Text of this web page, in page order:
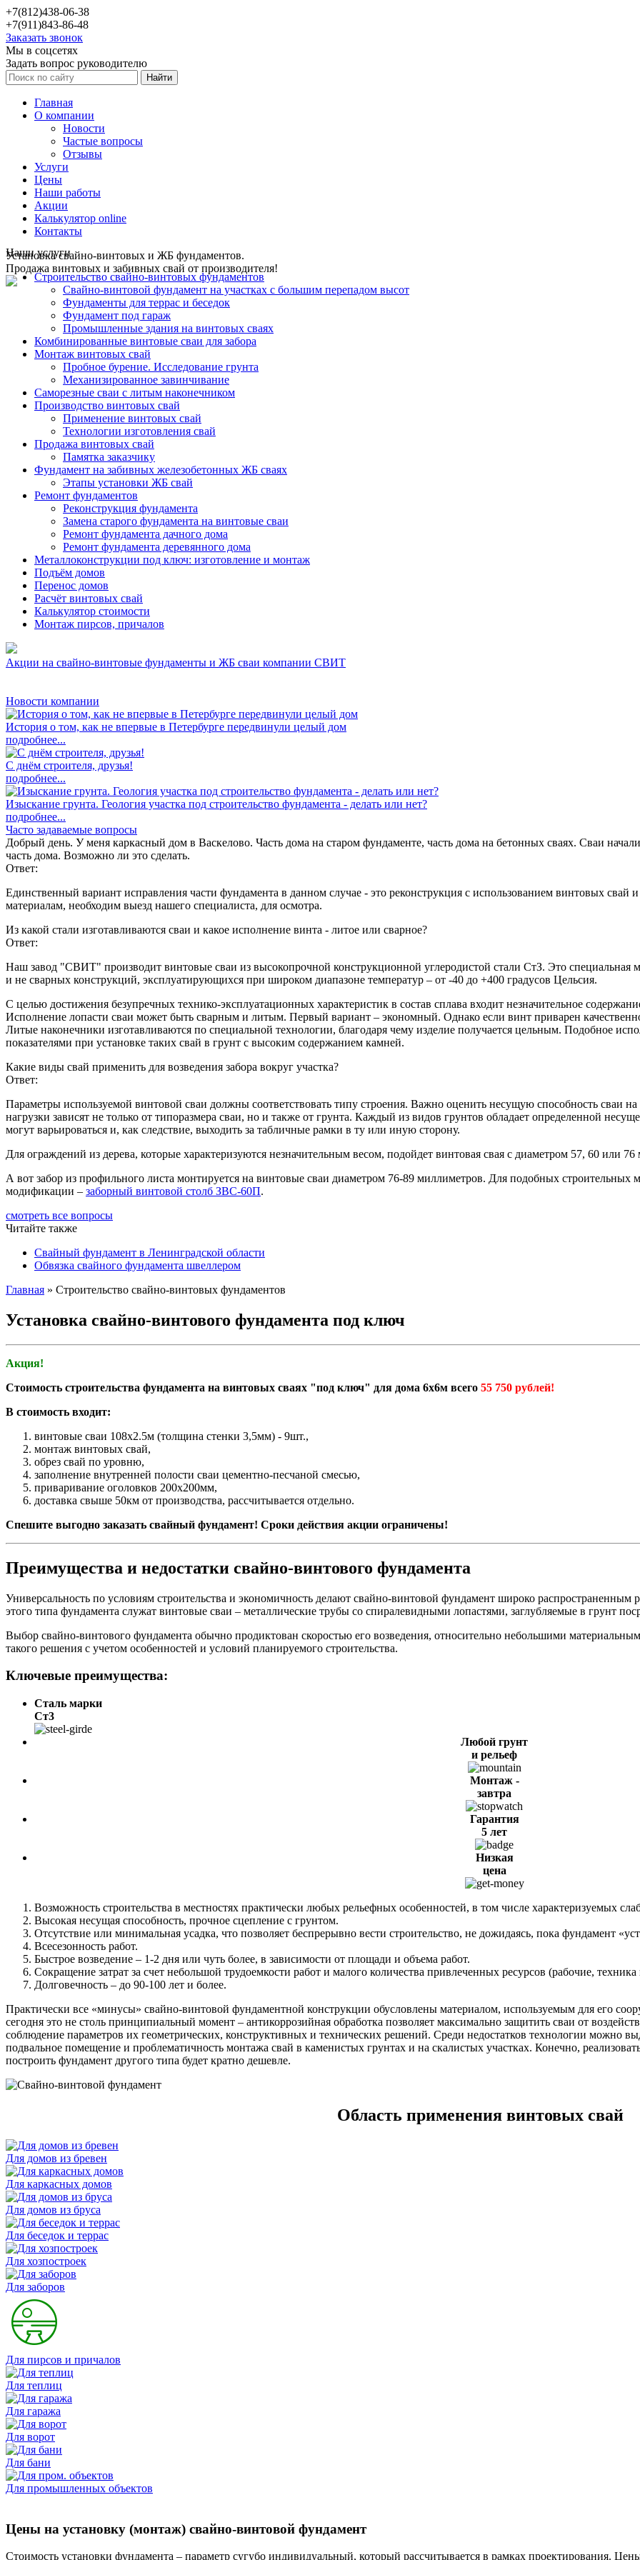
+7(812)438-06-38
+7(911)843-86-48
Заказать звонок
Мы в соцсетях
Задать вопрос руководителю
Главная
О компании
Новости
Частые вопросы
Отзывы
Услуги
Цены
Наши работы
Акции
Калькулятор online
Контакты
Установка свайно-винтовых и ЖБ фундаментов.
Продажа винтовых и забивных свай от производителя!
Наши услуги
Строительство свайно-винтовых фундаментов
Свайно-винтовой фундамент на участках с большим перепадом высот
Фундаменты для террас и беседок
Фундамент под гараж
Промышленные здания на винтовых сваях
Комбинированные винтовые сваи для забора
Монтаж винтовых свай
Пробное бурение. Исследование грунта
Механизированное завинчивание
Саморезные сваи с литым наконечником
Производство винтовых свай
Применение винтовых свай
Технологии изготовления свай
Продажа винтовых свай
Памятка заказчику
Фундамент на забивных железобетонных ЖБ сваях
Этапы установки ЖБ свай
Ремонт фундаментов
Реконструкция фундамента
Замена старого фундамента на винтовые сваи
Ремонт фундамента дачного дома
Ремонт фундамента деревянного дома
Металлоконструкции под ключ: изготовление и монтаж
Подъём домов
Перенос домов
Расчёт винтовых свай
Калькулятор стоимости
Монтаж пирсов, причалов
Акции на свайно-винтовые фундаменты и ЖБ сваи компании СВИТ
Новости компании
История о том, как не впервые в Петербурге передвинули целый дом
подробнее...
C днём строителя, друзья!
подробнее...
Изыскание грунта. Геология участка под строительство фундамента - делать или нет?
подробнее...
Часто задаваемые вопросы
Добрый день. У меня каркасный дом в Васкелово. Часть дома на старом фундаменте, часть дома на бетонных сваях. Сваи
часть дома. Возможно ли это сделать.
Ответ:
Единственный вариант исправления части фундамента в данном случае - это реконструкция с использованием винтовых свай
материалам, необходим выезд нашего специалиста, для осмотра.
Из какой стали изготавливаются сваи и какое исполнение винта - литое или сварное?
Ответ:
Наш завод "СВИТ" производит винтовые сваи из высокопрочной конструкционной углеродистой стали СтЗ. Это специальная
и не сварных конструкций, эксплуатирующихся при широком диапазоне температур – от -40 до +400 градусов Цельсия.
С целью достижения безупречных технико-эксплуатационных характеристик в состав сплава входит незначительное
Исполнение лопасти сваи может быть сварным и литым. Первый вариант – экономный. Однако если винт приварен
Литые наконечники изготавливаются по специальной технологии, благодаря чему изделие получается цельным. Подобное
показателями при установке таких свай в грунт с высоким содержанием камней.
Какие виды свай применить для возведения забора вокруг участка?
Ответ:
Параметры используемой винтовой сваи должны соответствовать типу строения. Важно оценить несущую способность сваи
нагрузки зависят не только от типоразмера сваи, но и также от грунта. Каждый из видов грунтов обладает определенной
могут варьироваться и, как следствие, выходить за табличные рамки в ту или иную сторону.
Для ограждений из дерева, которые характеризуются незначительным весом, подойдет винтовая свая с диаметром 57, 60 или
А вот забор из профильного листа монтируется на винтовые сваи диаметром 76-89 миллиметров. Для подобных строительных
модификации – заборный винтовой столб ЗВС-60П.
смотреть все вопросы
Читайте также
Свайный фундамент в Ленинградской области
Обвязка свайного фундамента швеллером
Главная » Строительство свайно-винтовых фундаментов
Установка свайно-винтового фундамента под ключ
Акция!
Стоимость строительства фундамента на винтовых сваях "под ключ" для дома 6х6м всего 55 750 рублей!
В стоимость входит:
винтовые сваи 108х2.5м (толщина стенки 3,5мм) - 9шт.,
монтаж винтовых свай,
обрез свай по уровню,
заполнение внутренней полости сваи цементно-песчаной смесью,
приваривание оголовков 200х200мм,
доставка свыше 50км от производства, рассчитывается отдельно.
Спешите выгодно заказать свайный фундамент! Сроки действия акции ограничены!
Преимущества и недостатки свайно-винтового фундамента
Универсальность по условиям строительства и экономичность делают свайно-винтовой фундамент широко
этого типа фундамента служат винтовые сваи – металлические трубы со спиралевидными лопастями, заглубляемые в грунт
Выбор свайно-винтового фундамента обычно продиктован скоростью его возведения, относительно небольшими
такого решения с учетом особенностей и условий планируемого строительства.
Ключевые преимущества:
Сталь марки
Ст3
Любой грунт
и рельеф
Монтаж -
завтра
Гарантия
5 лет
Низкая
цена
Возможность строительства в местностях практически любых рельефных особенностей, в том числе характеризуемых
Высокая несущая способность, прочное сцепление с грунтом.
Отсутствие или минимальная усадка, что позволяет беспрерывно вести строительство, не дожидаясь, пока фундамент
Всесезонность работ.
Быстрое возведение – 1-2 дня или чуть более, в зависимости от площади и объема работ.
Сокращение затрат за счет небольшой трудоемкости работ и малого количества привлеченных ресурсов (рабочие, техника
Долговечность – до 90-100 лет и более.
Практически все «минусы» свайно-винтовой фундаментной конструкции обусловлены материалом, используемым для его
сегодня это не столь принципиальный момент – антикоррозийная обработка позволяет максимально защитить сваи от
соблюдение параметров их геометрических, конструктивных и технических решений. Среди недостатков технологии можно
подвальное помещение и проблематичность монтажа свай в каменистых грунтах и на скалистых участках. Конечно,
построить фундамент другого типа будет кратно дешевле.
Область применения винтовых свай
Для домов из бревен
Для каркасных домов
Для домов из бруса
Для беседок и террас
Для хозпостроек
Для заборов
Для пирсов и причалов
Для теплиц
Для гаража
Для ворот
Для бани
Для промышленных объектов
Цены на установку (монтаж) свайно-винтовой фундамент
Стоимость установки фундамента – параметр сугубо индивидуальный, который рассчитывается в рамках проектирования.